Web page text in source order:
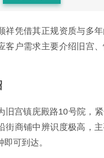
祥凭借其正规资质与多
客户需求主要介绍旧宫
旧宫镇庑殿路10号院，
商铺中辨识度极高，
可到达。